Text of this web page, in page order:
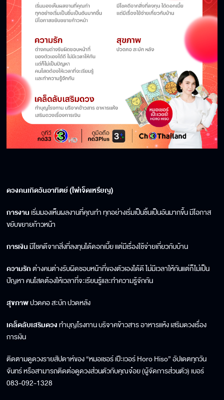
ดวงคนเกิดวันอาทิตย์ (ไพ่เจ็ดเหรียญ)
การงาน เริ่มมองเห็นผลงานที่คุณทำ ทุกอย่างเริ่มเป็นชิ้นเป็นอันมากขึ้น มีโอกาส
ขยับขยายก้าวหน้า
การเงินมีโชคดีจากสิ่งที่ลงทุนได้ดอกเบี้ย แต่มีเรื่องใช้จ่ายเกี่ยวกับบ้าน
ความรักต่างคนต่างรับผิดชอบหน้าที่ของตัวเองได้ดี ไม่มีเวลาให้กันแต่ก็ไม่เป็น
ปัญหา คนโสดต้องให้เวลาที่จะเรียนรู้และทำความรู้จักกัน
สุขภาพปวดคอ สะบัก ปวดหลัง
เคล็ดลับเสริมดวงทำบุญโรงทาน บริจาคข้าวสาร อาหารแห้ง เสริมดวงเรื่อง
การเงิน
ติดตามดูดวงรายสัปดาห์ของ “หมอเชอร์ เป๊ะเวอร์ Horo Hiso” อัปเดตทุกวัน
จันทร์ หรือสามารถติดต่อดูดวงส่วนตัวกับคุณจ๋อย (ผู้จัดการส่วนตัว) เบอร์
083-092-1328